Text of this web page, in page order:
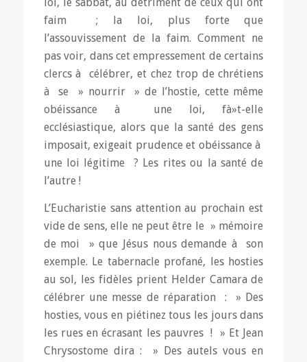
loi, le sabbat, au détriment de ceux qui ont
faim ; la loi, plus forte que
l’assouvissement de la faim. Comment ne
pas voir, dans cet empressement de certains
clercs à célébrer, et chez trop de chrétiens
à se » nourrir » de l’hostie, cette même
obéissance à une loi, fà»t-elle
ecclésiastique, alors que la santé des gens
imposait, exigeait prudence et obéissance à
une loi légitime ? Les rites ou la santé de
l’autre !
L’Eucharistie sans attention au prochain est
vide de sens, elle ne peut être le » mémoire
de moi » que Jésus nous demande à son
exemple. Le tabernacle profané, les hosties
au sol, les fidèles prient Helder Camara de
célébrer une messe de réparation : » Des
hosties, vous en piétinez tous les jours dans
les rues en écrasant les pauvres ! » Et Jean
Chrysostome dira : » Des autels vous en